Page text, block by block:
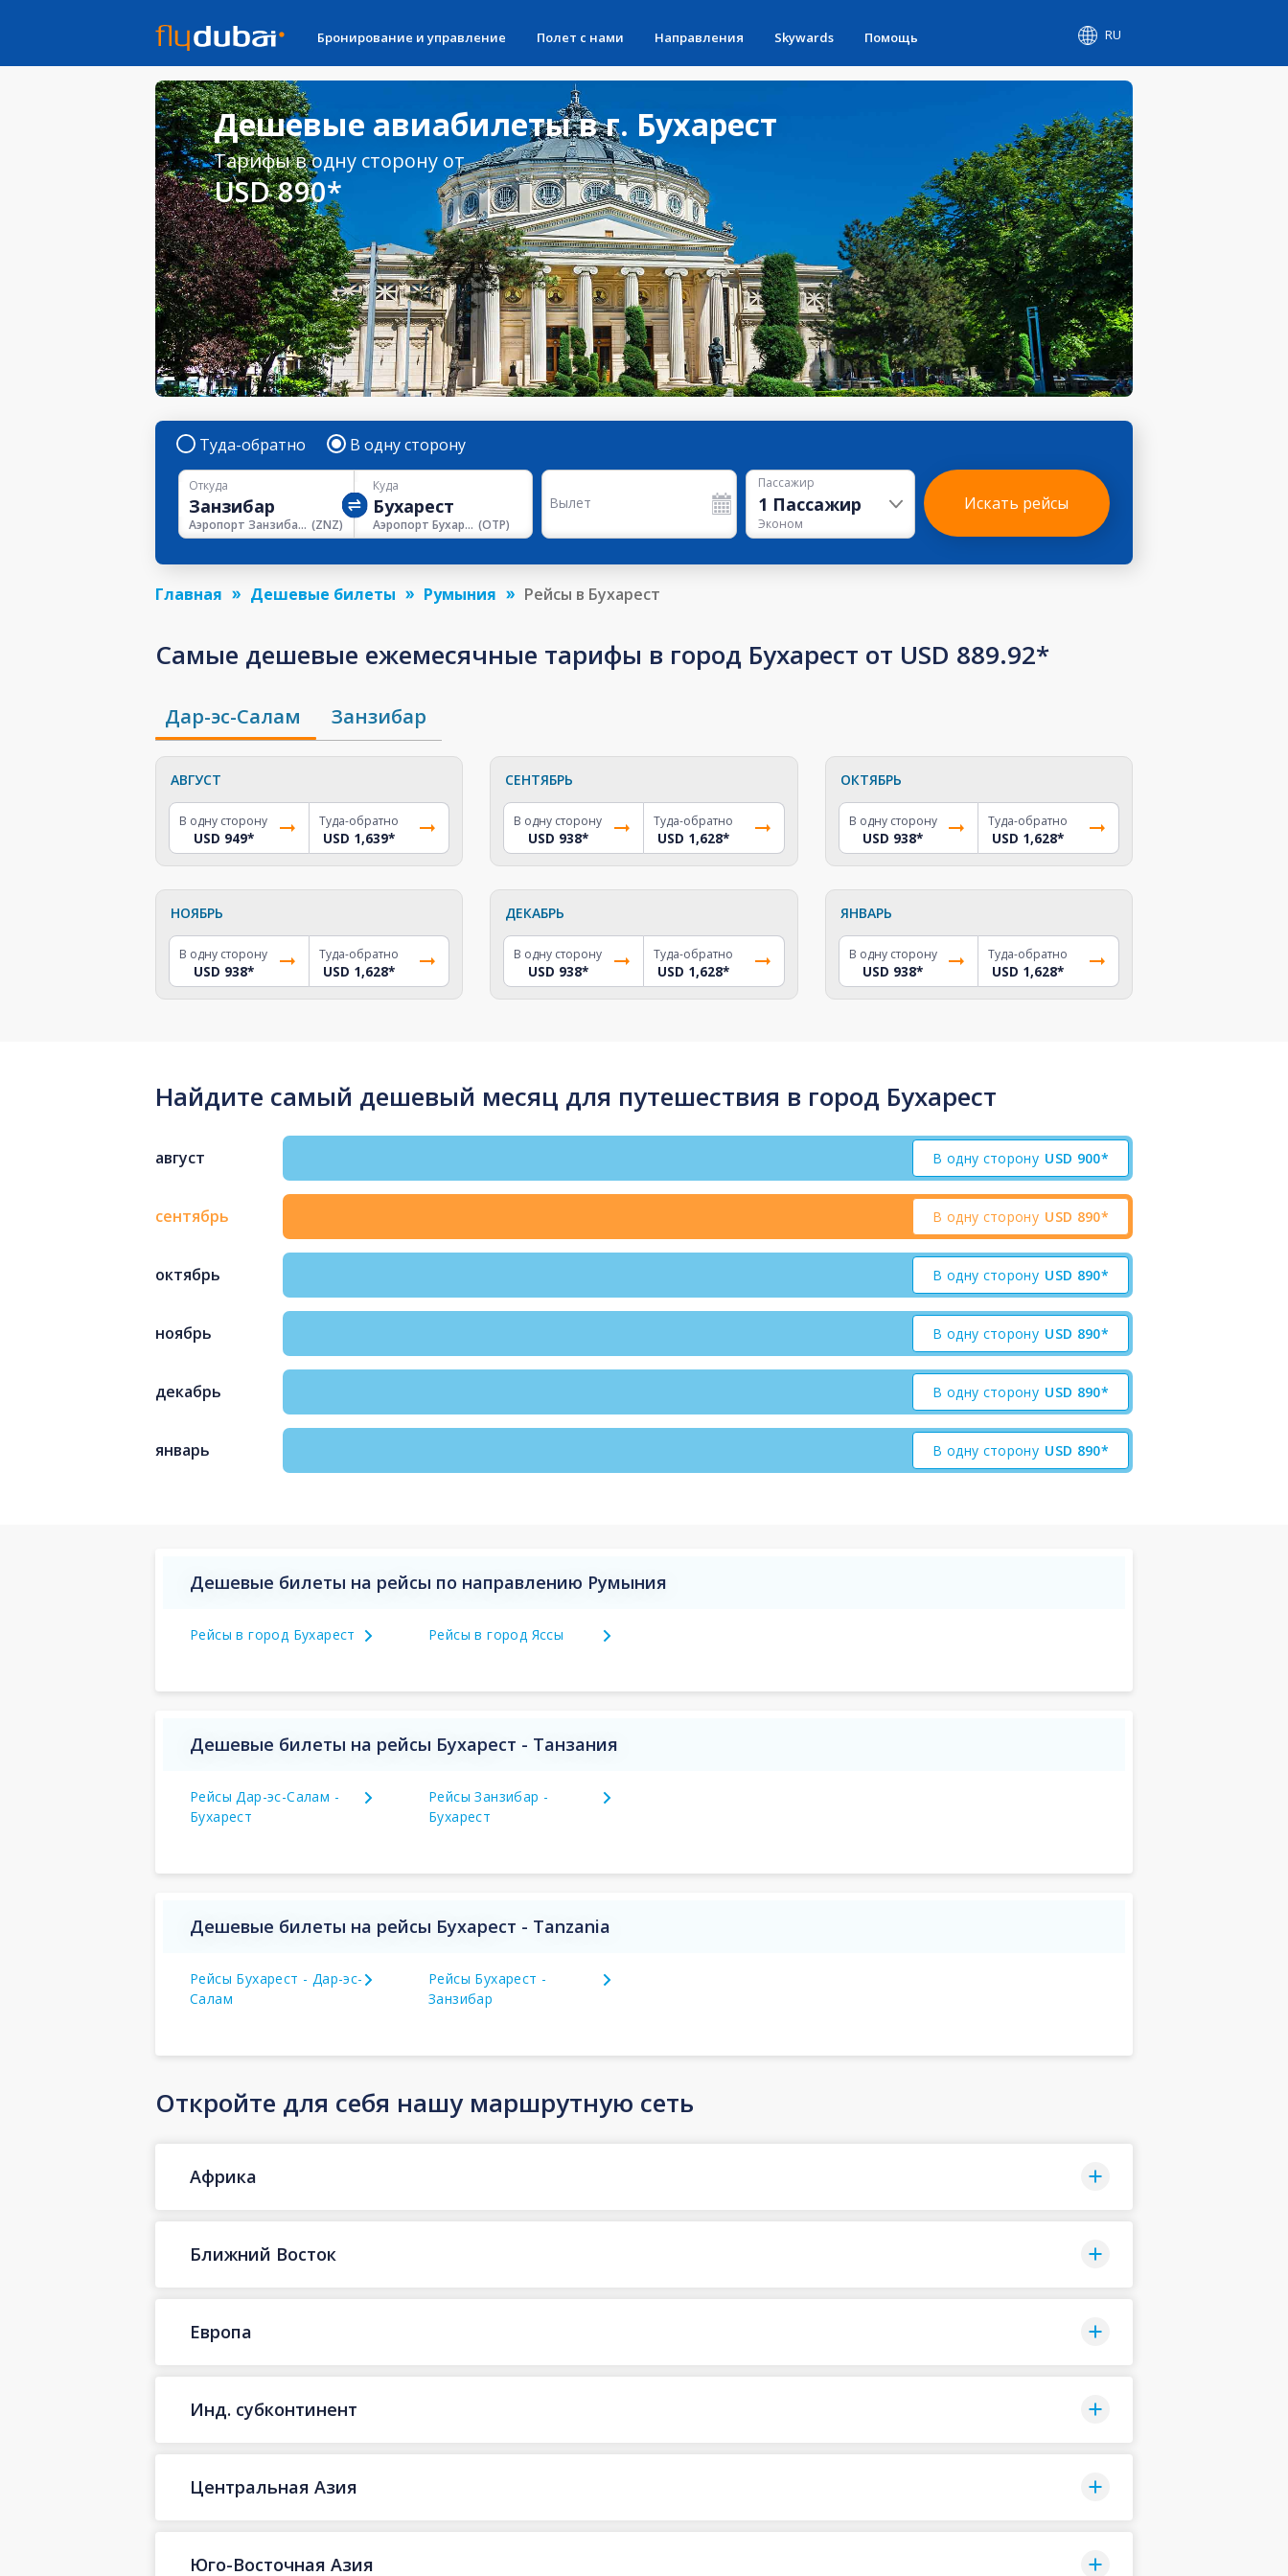
Бронирование и управление Полет с нами Направления Skywards Помощь RU
Дешевые авиабилеты в г. Бухарест
Тарифы в одну сторону от
USD 890*
Туда-обратно В одну сторону
Откуда
Аэропорт Занзибара (ZNZ)
Куда
Аэропорт Бухареста (OTP)
Вылет
Пассажир
1 Пассажир
Эконом
Искать рейсы
Главная Дешевые билеты Румыния Рейсы в Бухарест
Самые дешевые ежемесячные тарифы в город Бухарест от USD 889.92*
Дар-эс-Салам Занзибар
АВГУСТ
В одну сторону
USD 949*
Туда-обратно
USD 1,639*
СЕНТЯБРЬ
В одну сторону
USD 938*
Туда-обратно
USD 1,628*
ОКТЯБРЬ
В одну сторону
USD 938*
Туда-обратно
USD 1,628*
НОЯБРЬ
В одну сторону
USD 938*
Туда-обратно
USD 1,628*
ДЕКАБРЬ
В одну сторону
USD 938*
Туда-обратно
USD 1,628*
ЯНВАРЬ
В одну сторону
USD 938*
Туда-обратно
USD 1,628*
Найдите самый дешевый месяц для путешествия в город Бухарест
август В одну сторону USD 900*
сентябрь В одну сторону USD 890*
октябрь В одну сторону USD 890*
ноябрь В одну сторону USD 890*
декабрь В одну сторону USD 890*
январь В одну сторону USD 890*
Дешевые билеты на рейсы по направлению Румыния
Рейсы в город Бухарест Рейсы в город Яссы
Дешевые билеты на рейсы Бухарест - Танзания
Рейсы Дар-эс-Салам -
Бухарест
Рейсы Занзибар -
Бухарест
Дешевые билеты на рейсы Бухарест - Tanzania
Рейсы Бухарест - Дар-эс-
Салам
Рейсы Бухарест -
Занзибар
Откройте для себя нашу маршрутную сеть
Африка
Ближний Восток
Европа
Инд. субконтинент
Центральная Азия
Юго-Восточная Азия